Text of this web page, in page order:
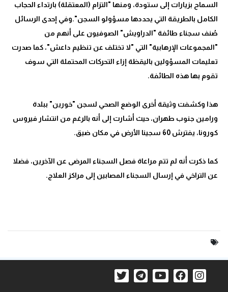
السماح بزيارات إلى ستودة، ومنها "التزام (المعتقلة) بارتداء الحجاب
الكامل بالطريقة التي يحددها مسؤولو السجن".وفي إحدى الرسائل
صُنف سجناء طائفة "الدراويش" الصوفيون على أنهم من
"المجموعات الإرهابية" التي "لا تختلف عن تنظيم داعش"، كما صدرت
تعليمات المسؤولين باليقظة إزاء التحركات المحتملة التي سوف
هذا وكشفت وثيقة أخرى الوضع الصحي لسجن "خورين" ببلدة
ورامين جنوب طهران، حيث أشارت إلى أنه بالرغم من انتشار فيروس
كما ذكرت أنه لم تتم مراعاة فصل السجناء المرضى عن الآخرين، فضلا
عن التراخي في إرسال السجناء المصابين إلى مراكز العلاج.